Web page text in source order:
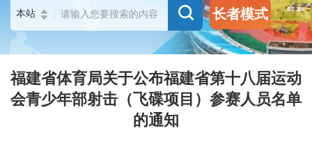
长者模式
福建省体育局关于公布福建省第十八届运动
会青少年部射击（飞碟项目）参赛人员名单
的通知